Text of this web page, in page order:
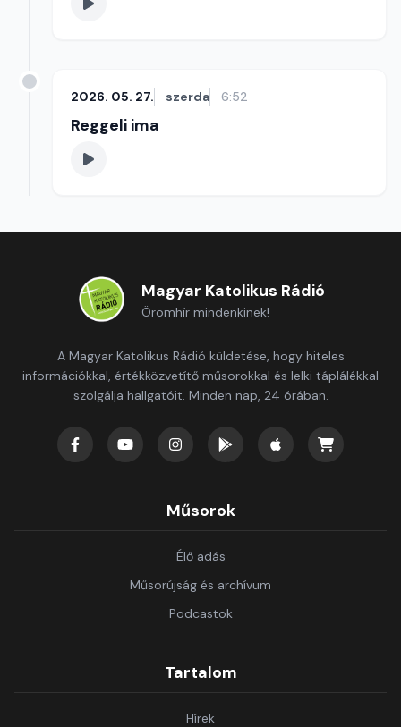
2026. 05. 27. szerda 6:52
Reggeli ima
Magyar Katolikus Rádió
Örömhír mindenkinek!
A Magyar Katolikus Rádió küldetése, hogy hiteles
információkkal, értékközvetítő műsorokkal és lelki táplálékkal
szolgálja hallgatóit. Minden nap, 24 órában.
Műsorok
Élő adás
Műsorújság és archívum
Podcastok
Tartalom
Hírek